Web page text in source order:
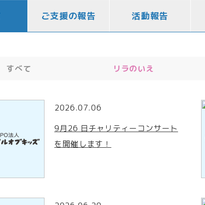
ご支援の報告 活動報告
すべて リラのいえ
2026.07.06
9月26 日チャリティーコンサート
を開催します！